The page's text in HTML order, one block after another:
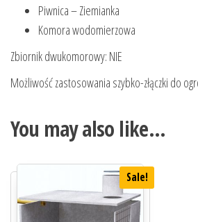
Piwnica – Ziemianka
Komora wodomierzowa
Zbiornik dwukomorowy: NIE
Możliwość zastosowania szybko-złączki do
You may also like…
Sale!